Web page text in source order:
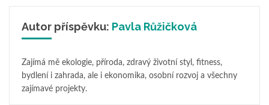
Autor příspěvku: Pavla Růžičková
Zajímá mě ekologie, příroda, zdravý životní styl, fitness,
bydlení i zahrada, ale i ekonomika, osobní rozvoj a všechny
zajímavé projekty.